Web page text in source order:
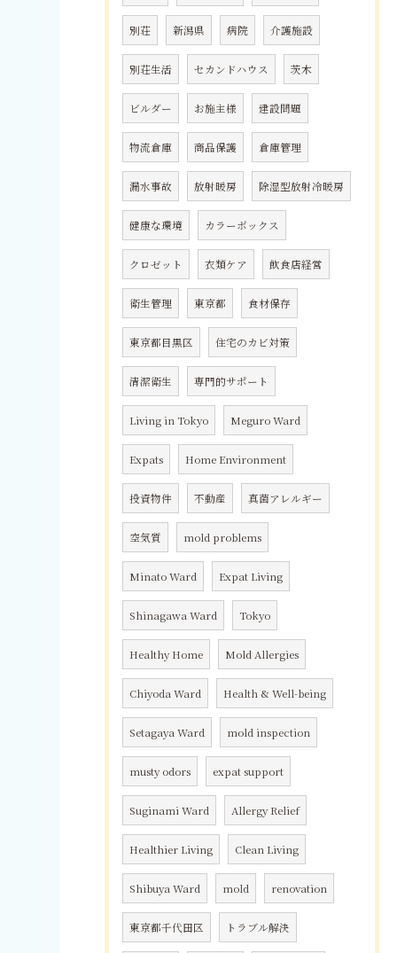
別荘 新潟県 病院 介護施設
別荘生活 セカンドハウス 茨木
ビルダー お施主様 建設問題
物流倉庫 商品保護 倉庫管理
漏水事故 放射暖房 除湿型放射冷暖房
健康な環境 カラーボックス
クロゼット 衣類ケア 飲食店経営
衛生管理 東京都 食材保存
東京都目黒区 住宅のカビ対策
清潔衛生 専門的サポート
Living in Tokyo Meguro Ward
Expats Home Environment
投資物件 不動産 真菌アレルギー
空気質 mold problems
Minato Ward Expat Living
Shinagawa Ward Tokyo
Healthy Home Mold Allergies
Chiyoda Ward Health & Well-being
Setagaya Ward mold inspection
musty odors expat support
Suginami Ward Allergy Relief
Healthier Living Clean Living
Shibuya Ward mold renovation
東京都千代田区 トラブル解決